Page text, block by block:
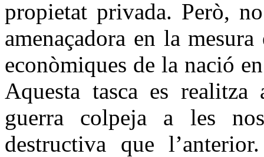
propietat privada. Però,
amenaçadora en la
econòmiques de la nació
Aquesta tasca es
guerra colpeja a les
destructiva que